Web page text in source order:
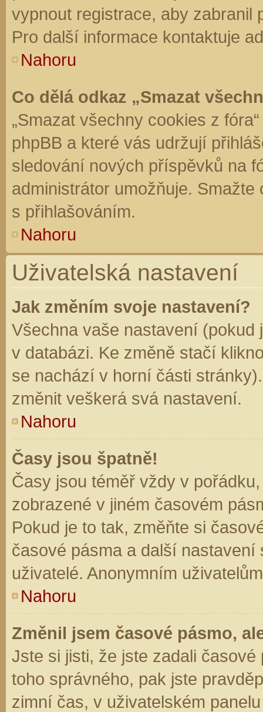
vypnout registrace, aby zabranil
Pro další informace kontaktuje
Nahoru
Co dělá odkaz „Smazat
„Smazat všechny cookies z
phpBB a které vás udržují
sledování nových příspěvků na
administrátor umožňuje.
s přihlašováním.
Nahoru
Uživatelská nastavení
Jak změním svoje nastavení?
Všechna vaše nastavení (pokud
v databázi. Ke změně stačí
se nachází v horní části
změnit veškerá svá nastavení.
Nahoru
Časy jsou špatně!
Časy jsou téměř vždy v
zobrazené v jiném časovém
Pokud je to tak, změňte si
časové pásma a další
uživatelé. Anonymním
Nahoru
Změnil jsem časové pásmo,
Jste si jisti, že jste zadali
toho správného, pak jste
zimní čas, v uživatelském